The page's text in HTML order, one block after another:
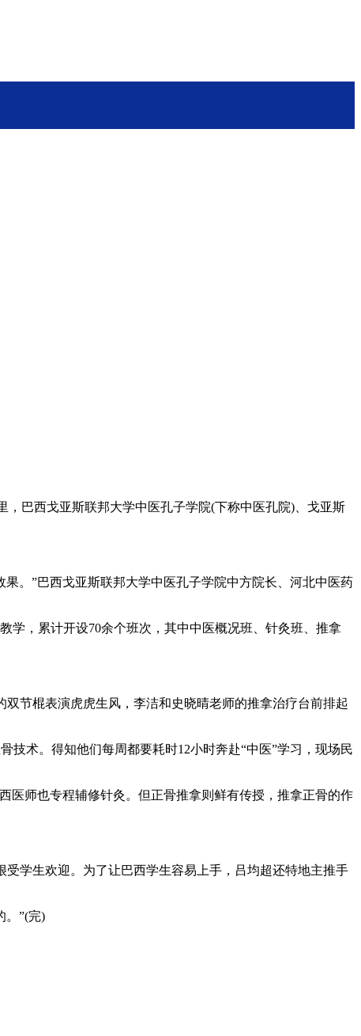
巴西戈亚斯联邦大学中医孔子学院(下称中医孔院)、戈亚斯
。”巴西戈亚斯联邦大学中医孔子学院中方院长、河北中医药
，累计开设70余个班次，其中中医概况班、针灸班、推拿
节棍表演虎虎生风，李洁和史晓晴老师的推拿治疗台前排起
术。得知他们每周都要耗时12小时奔赴“中医”学习，现场民
师也专程辅修针灸。但正骨推拿则鲜有传授，推拿正骨的作
学生欢迎。为了让巴西学生容易上手，吕均超还特地主推手
。”(完)